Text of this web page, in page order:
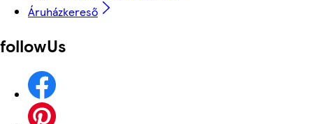
Áruházkereső
followUs